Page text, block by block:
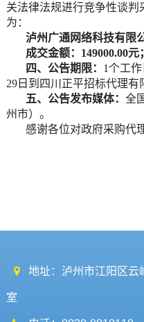
关法律法规进行竞争性谈判
为：
泸州广通网络科技有限
成交金额： 149000.00元；
四、公告期限： 1个工
29日 到 四川正平招标代理有
五、公告发布媒体： 全
州市） 。
感谢各位对政府采购代
地址：泸州市江阳区云
室